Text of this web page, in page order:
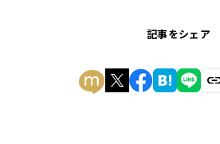
記事をシェア